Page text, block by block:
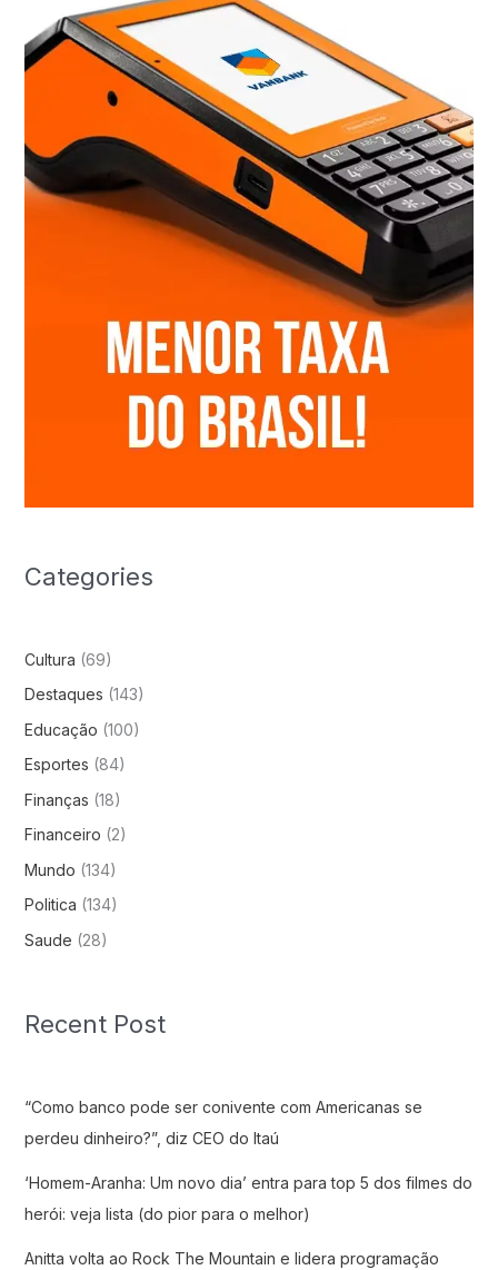
Categories
Cultura (69)
Destaques (143)
Educação (100)
Esportes (84)
Finanças (18)
Financeiro (2)
Mundo (134)
Politica (134)
Saude (28)
Recent Post
“Como banco pode ser conivente com Americanas se
perdeu dinheiro?”, diz CEO do Itaú
‘Homem-Aranha: Um novo dia’ entra para top 5 dos filmes do
herói: veja lista (do pior para o melhor)
Anitta volta ao Rock The Mountain e lidera programação